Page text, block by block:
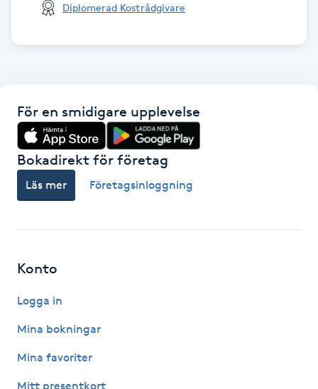
IR-massage
Japansk massage
Katun fransar
Kemisk peeling
Keratinbehandling
Kinesiologi
Diplomerad Kostrådgivare
För en smidigare upplevelse
Bokadirekt för företag
Läs mer Företagsinloggning
Konto
Logga in
Mina bokningar
Mina favoriter
Mitt presentkort